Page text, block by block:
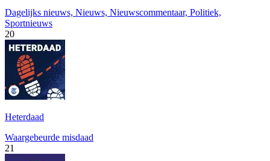
Dagelijks nieuws, Nieuws, Nieuwscommentaar, Politiek,
Sportnieuws
20
Heterdaad
Waargebeurde misdaad
21